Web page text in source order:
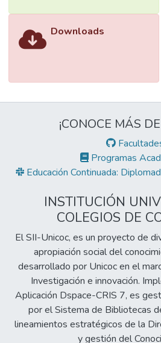
Downloads
¡CONOCE MÁS
Programas
Educación Continuada:
INSTITUCIÓN
COLEGIOS DE
El SII-Unicoc, es un proyecto de
apropiación social del
desarrollado por Unicoc en el
Investigación e innovación.
Aplicación Dspace-CRIS 7, es
por el Sistema de Bibliotecas
lineamientos estratégicos de la
y gestión del